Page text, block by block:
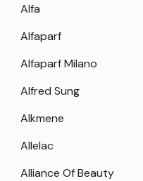
Alfa
Alfaparf
Alfaparf Milano
Alfred Sung
Alkmene
Allelac
Alliance Of Beauty